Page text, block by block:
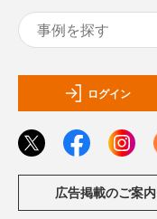
ログイン
広告掲載のご案内